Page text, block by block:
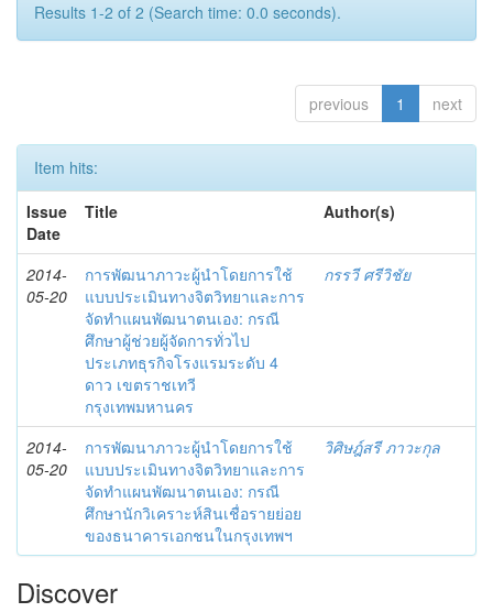
Results 1-2 of 2 (Search time: 0.0 seconds).
previous 1 next
Item hits:
Issue
Date
Title Author(s)
2014-
05-20
การพัฒนาภาวะผู้นำโดยการใช้
แบบประเมินทางจิตวิทยาและการ
จัดทำแผนพัฒนาตนเอง: กรณี
ศึกษาผู้ช่วยผู้จัดการทั่วไป
ประเภทธุรกิจโรงแรมระดับ 4
ดาว เขตราชเทวี
กรุงเทพมหานคร
กรรวี ศรีวิชัย
2014-
05-20
การพัฒนาภาวะผู้นำโดยการใช้
แบบประเมินทางจิตวิทยาและการ
จัดทำแผนพัฒนาตนเอง: กรณี
ศึกษานักวิเคราะห์สินเชื่อรายย่อย
ของธนาคารเอกชนในกรุงเทพฯ
วิศิษฎ์สรี ภาวะกุล
Discover